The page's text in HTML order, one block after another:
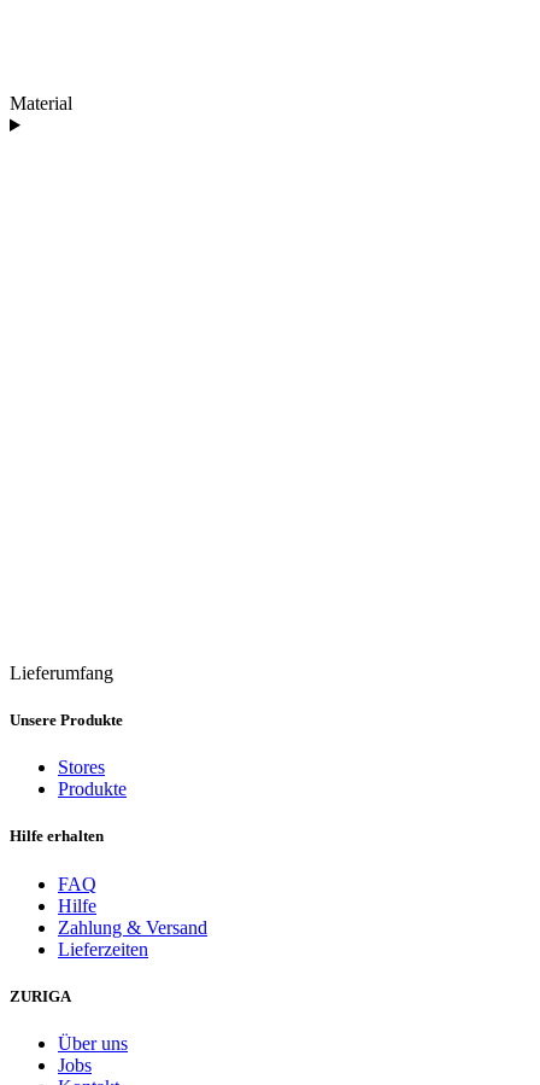
Material
Lieferumfang
Unsere Produkte
Stores
Produkte
Hilfe erhalten
FAQ
Hilfe
Zahlung & Versand
Lieferzeiten
ZURIGA
Über uns
Jobs